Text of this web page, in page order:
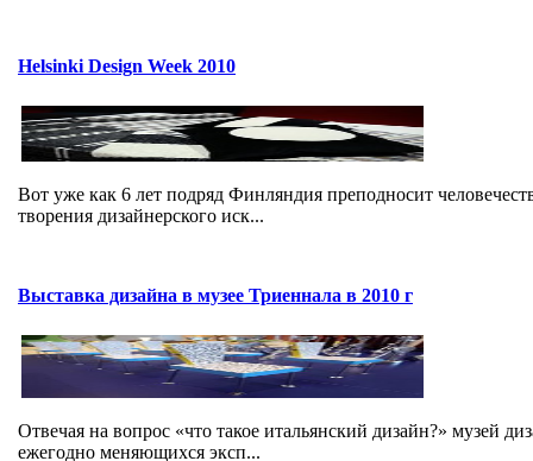
Helsinki Design Week 2010
Вот уже как 6 лет подряд Финляндия преподносит
творения дизайнерского иск...
Выставка дизайна в музее Триеннала в 2010 г
Отвечая на вопрос «что такое итальянский дизайн?» музей
ежегодно меняющихся эксп...